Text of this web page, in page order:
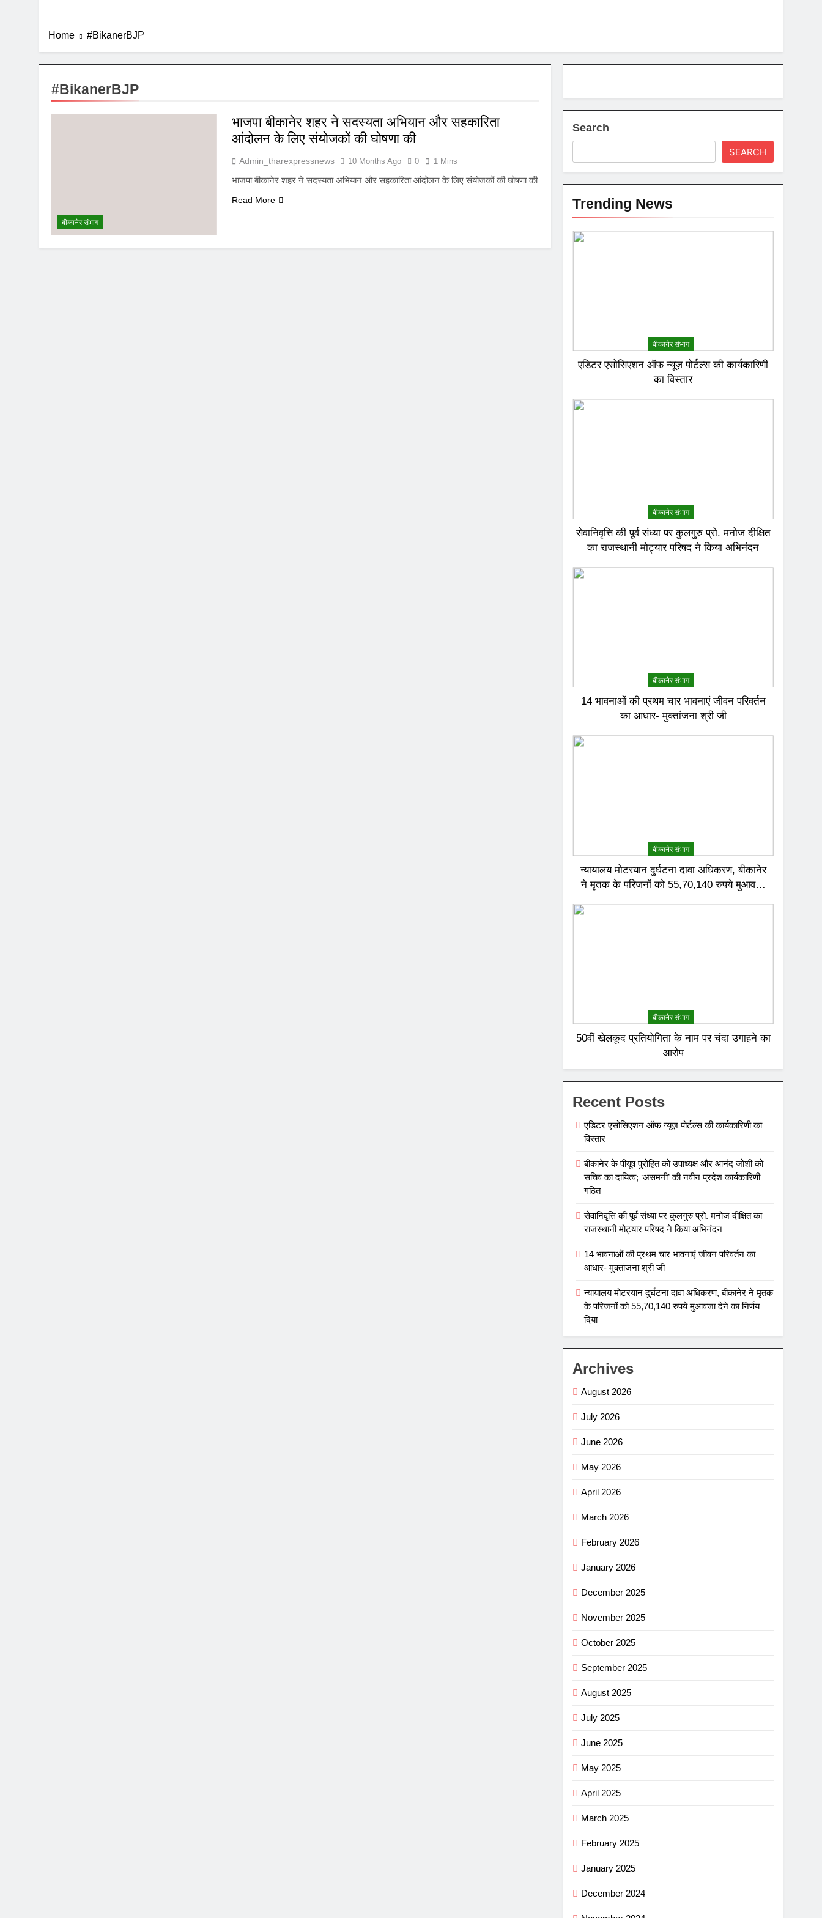
Home #BikanerBJP
#BikanerBJP
बीकानेर संभाग
भाजपा बीकानेर शहर ने सदस्यता अभियान और सहकारिता
आंदोलन के लिए संयोजकों की घोषणा की
Admin_tharexpressnews 10 Months Ago 0 1 Mins
भाजपा बीकानेर शहर ने सदस्यता अभियान और सहकारिता आंदोलन के लिए संयोजकों की घोषणा की
Read More
Search
SEARCH
Trending News
बीकानेर संभाग
एडिटर एसोसिएशन ऑफ न्यूज़ पोर्टल्स की कार्यकारिणी
का विस्तार
बीकानेर संभाग
सेवानिवृत्ति की पूर्व संध्या पर कुलगुरु प्रो. मनोज दीक्षित
का राजस्थानी मोट्यार परिषद ने किया अभिनंदन
बीकानेर संभाग
14 भावनाओं की प्रथम चार भावनाएं जीवन परिवर्तन
का आधार- मुक्तांजना श्री जी
बीकानेर संभाग
न्यायालय मोटरयान दुर्घटना दावा अधिकरण, बीकानेर
ने मृतक के परिजनों को 55,70,140 रुपये मुआवजा
बीकानेर संभाग
50वीं खेलकूद प्रतियोगिता के नाम पर चंदा उगाहने का
आरोप
Recent Posts
एडिटर एसोसिएशन ऑफ न्यूज़ पोर्टल्स की कार्यकारिणी का
विस्तार
बीकानेर के पीयूष पुरोहित को उपाध्यक्ष और आनंद जोशी को
सचिव का दायित्व; ‘असमनी’ की नवीन प्रदेश कार्यकारिणी
गठित
सेवानिवृत्ति की पूर्व संध्या पर कुलगुरु प्रो. मनोज दीक्षित का
राजस्थानी मोट्यार परिषद ने किया अभिनंदन
14 भावनाओं की प्रथम चार भावनाएं जीवन परिवर्तन का
आधार- मुक्तांजना श्री जी
न्यायालय मोटरयान दुर्घटना दावा अधिकरण, बीकानेर ने मृतक
के परिजनों को 55,70,140 रुपये मुआवजा देने का निर्णय
दिया
Archives
August 2026
July 2026
June 2026
May 2026
April 2026
March 2026
February 2026
January 2026
December 2025
November 2025
October 2025
September 2025
August 2025
July 2025
June 2025
May 2025
April 2025
March 2025
February 2025
January 2025
December 2024